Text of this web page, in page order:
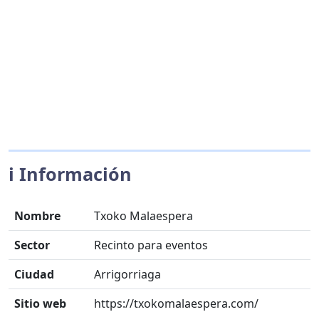
ℹ️ Información
Nombre
Txoko Malaespera
Sector
Recinto para eventos
Ciudad
Arrigorriaga
Sitio web
https://txokomalaespera.com/